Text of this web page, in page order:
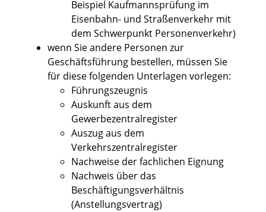
Beispiel Kaufmannsprüfung im
Eisenbahn- und Straßenverkehr mit
dem Schwerpunkt Personenverkehr)
wenn Sie andere Personen zur
Geschäftsführung bestellen, müssen Sie
für diese folgenden Unterlagen vorlegen:
Führungszeugnis
Auskunft aus dem
Gewerbezentralregister
Auszug aus dem
Verkehrszentralregister
Nachweise der fachlichen Eignung
Nachweis über das
Beschäftigungsverhältnis
(Anstellungsvertrag)